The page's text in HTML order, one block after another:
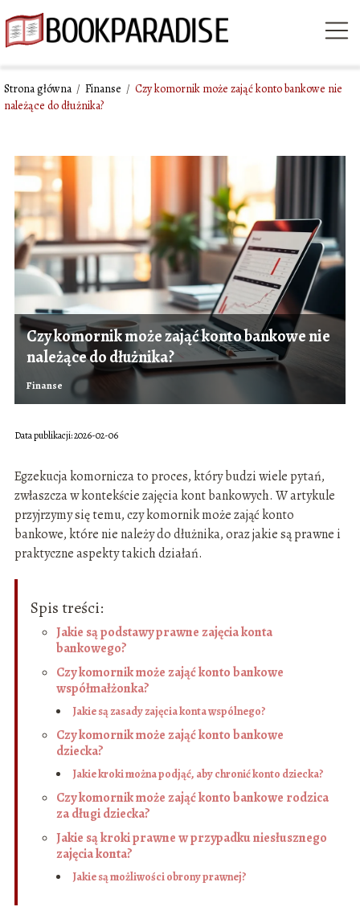
Strona główna / Finanse / Czy komornik może zająć konto bankowe nie
należące do dłużnika?
Czy komornik może zająć konto bankowe nie
należące do dłużnika?
Finanse
Data publikacji: 2026-02-06
Egzekucja komornicza to proces, który budzi wiele pytań,
zwłaszcza w kontekście zajęcia kont bankowych. W artykule
przyjrzymy się temu, czy komornik może zająć konto
bankowe, które nie należy do dłużnika, oraz jakie są prawne i
praktyczne aspekty takich działań.
Spis treści:
Jakie są podstawy prawne zajęcia konta
bankowego?
Czy komornik może zająć konto bankowe
współmałżonka?
Jakie są zasady zajęcia konta wspólnego?
Czy komornik może zająć konto bankowe
dziecka?
Jakie kroki można podjąć, aby chronić konto dziecka?
Czy komornik może zająć konto bankowe rodzica
za długi dziecka?
Jakie są kroki prawne w przypadku niesłusznego
zajęcia konta?
Jakie są możliwości obrony prawnej?